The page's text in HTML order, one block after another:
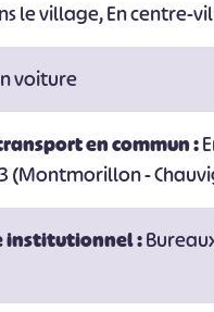
le village, En centre-
voiture
en commun :
-
institutionnel :